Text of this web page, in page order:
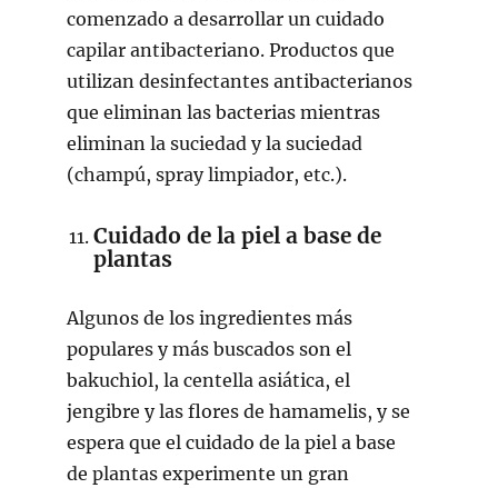
comenzado a desarrollar un cuidado
capilar antibacteriano. Productos que
utilizan desinfectantes antibacterianos
que eliminan las bacterias mientras
eliminan la suciedad y la suciedad
(champú, spray limpiador, etc.).
Cuidado de la piel a base de
plantas
Algunos de los ingredientes más
populares y más buscados son el
bakuchiol, la centella asiática, el
jengibre y las flores de hamamelis, y se
espera que el cuidado de la piel a base
de plantas experimente un gran